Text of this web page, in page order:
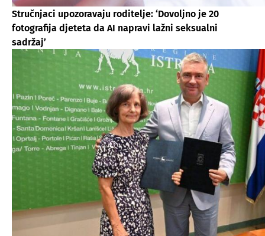
Stručnjaci upozoravaju roditelje: ‘Dovoljno je 20
fotografija djeteta da AI napravi lažni seksualni
sadržaj’